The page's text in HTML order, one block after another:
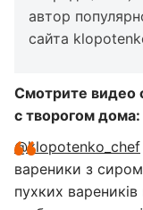
автор
сайта
Смотрите видео
с творогом дома:
@klopotenko_chef
вареники з
пухких